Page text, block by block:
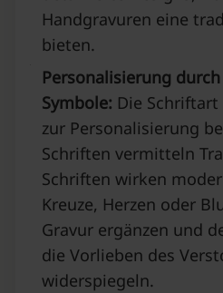
Handgravuren eine
bieten.
Personalisierung
Symbole: Die
zur Personalisierung
Schriften vermitteln
Schriften wirken
Kreuze, Herzen oder
Gravur ergänzen und
die Vorlieben des
widerspiegeln.